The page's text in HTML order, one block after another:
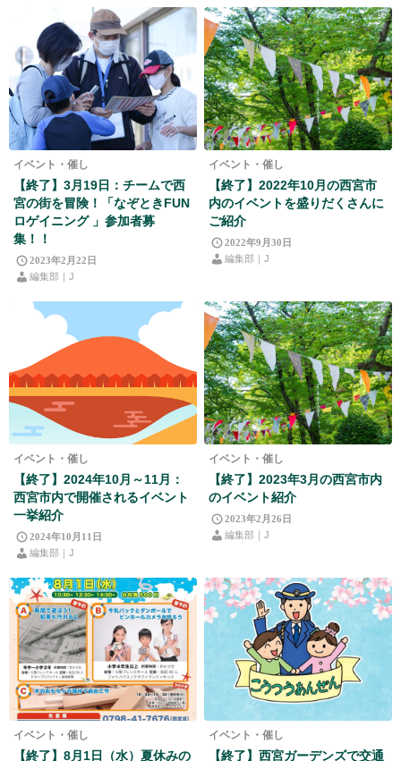
イベント・催し
【終了】3月19日：チームで西
宮の街を冒険！「なぞときFUN
ロゲイニング 」参加者募
集！！
2023年2月22日
編集部｜J
イベント・催し
【終了】2022年10月の西宮市
内のイベントを盛りだくさんに
ご紹介
2022年9月30日
編集部｜J
イベント・催し
【終了】2024年10月～11月：
西宮市内で開催されるイベント
一挙紹介
2024年10月11日
編集部｜J
イベント・催し
【終了】2023年3月の西宮市内
のイベント紹介
2023年2月26日
編集部｜J
イベント・催し
【終了】8月1日（水）夏休みの
イベント・催し
【終了】西宮ガーデンズで交通